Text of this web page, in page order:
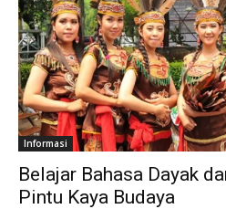
Informasi
Belajar Bahasa Dayak
Pintu Kaya Budaya